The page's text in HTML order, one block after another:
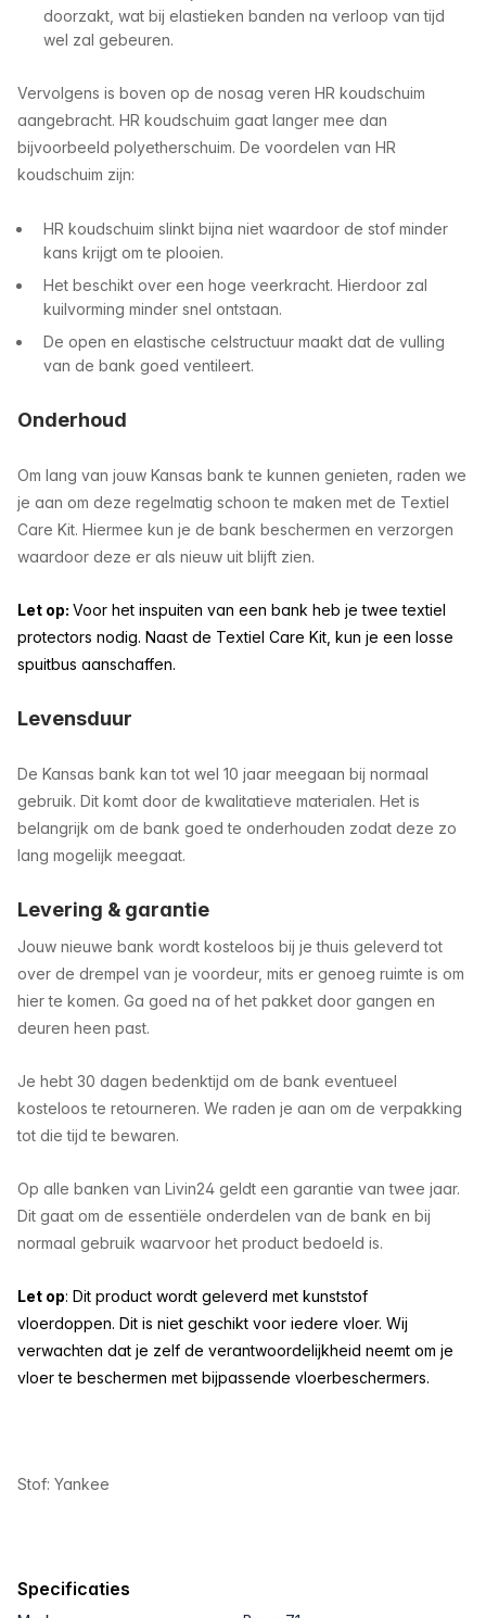
doorzakt, wat bij elastieken banden na verloop van tijd
wel zal gebeuren.
Vervolgens is boven op de nosag veren HR koudschuim
aangebracht. HR koudschuim gaat langer mee dan
bijvoorbeeld polyetherschuim. De voordelen van HR
koudschuim zijn:
HR koudschuim slinkt bijna niet waardoor de stof minder
kans krijgt om te plooien.
Het beschikt over een hoge veerkracht. Hierdoor zal
kuilvorming minder snel ontstaan.
De open en elastische celstructuur maakt dat de vulling
van de bank goed ventileert.
Onderhoud
Om lang van jouw Kansas bank te kunnen genieten, raden we
je aan om deze regelmatig schoon te maken met de Textiel
Care Kit. Hiermee kun je de bank beschermen en verzorgen
waardoor deze er als nieuw uit blijft zien.
Let op: Voor het inspuiten van een bank heb je twee textiel
protectors nodig. Naast de Textiel Care Kit, kun je een losse
spuitbus aanschaffen.
Levensduur
De Kansas bank kan tot wel 10 jaar meegaan bij normaal
gebruik. Dit komt door de kwalitatieve materialen. Het is
belangrijk om de bank goed te onderhouden zodat deze zo
lang mogelijk meegaat.
Levering & garantie
Jouw nieuwe bank wordt kosteloos bij je thuis geleverd tot
over de drempel van je voordeur, mits er genoeg ruimte is om
hier te komen. Ga goed na of het pakket door gangen en
deuren heen past.
Je hebt 30 dagen bedenktijd om de bank eventueel
kosteloos te retourneren. We raden je aan om de verpakking
tot die tijd te bewaren.
Op alle banken van Livin24 geldt een garantie van twee jaar.
Dit gaat om de essentiële onderdelen van de bank en bij
normaal gebruik waarvoor het product bedoeld is.
Let op: Dit product wordt geleverd met kunststof
vloerdoppen. Dit is niet geschikt voor iedere vloer. Wij
verwachten dat je zelf de verantwoordelijkheid neemt om je
vloer te beschermen met bijpassende vloerbeschermers.
Stof: Yankee
Specificaties